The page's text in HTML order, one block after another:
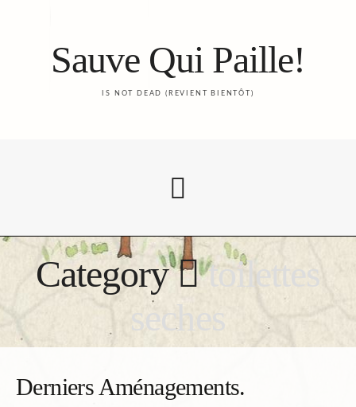
Sauve Qui Paille!
IS NOT DEAD (REVIENT BIENTÔT)
Accueil
Le Blog
Planning
Category
toilettes
seches
Derniers Aménagements.